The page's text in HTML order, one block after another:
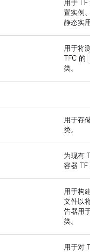
用于 TF
置实例、
静态实用
用于将测
TFC 的
类。
用于存储
类。
为现有 TF
容器 TF
用于构建
文件以将
告器用于
类。
用于对